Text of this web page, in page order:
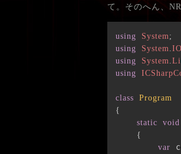
て。そのへん、
using System;
using
System.IO
using
System.
using
class
Program
{
static
void
{
var